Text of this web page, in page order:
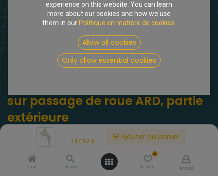
187,82 € Ajouter au panier
Home Search
0
Wishlist Account
Break, montant arrière sur passage de roue ARD, partie
sur passage de roue ARD, partie
extérieure
(0 avis)
fidèle au panneau de réparation d'origine
experience on this website. You can learn
more about our cookies and how we use
them in our Politique en matière de cookies
Allow all cookies
Only allow essential cookies